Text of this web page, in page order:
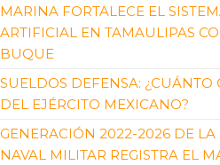
MARINA FORTALECE EL
ARTIFICIAL EN TAMAULIPAS
BUQUE
SUELDOS DEFENSA:
DEL EJÉRCITO MEXICANO?
GENERACIÓN 2022-2026 DE LA
NAVAL MILITAR REGISTRA EL